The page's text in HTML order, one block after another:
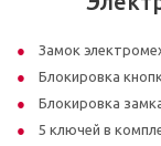
Замок
Блокировка
Блокировка
5 ключей в